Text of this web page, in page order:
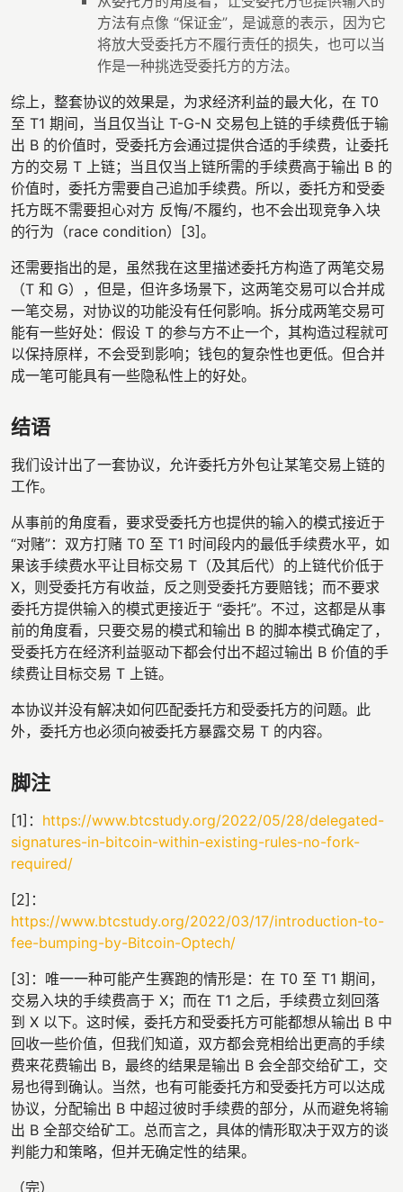
方法有点像 “保证金”，是诚意的表示，因为它
将放大受委托方不履行责任的损失，也可以当
作是一种挑选受委托方的方法。
综上，整套协议的效果是，为求经济利益的最大化，在 T0
至 T1 期间，当且仅当让 T-G-N 交易包上链的手续费低于输
出 B 的价值时，受委托方会通过提供合适的手续费，让委托
方的交易 T 上链；当且仅当上链所需的手续费高于输出 B 的
价值时，委托方需要自己追加手续费。所以，委托方和受委
托方既不需要担心对方 反悔/不履约，也不会出现竞争入块
的行为（race condition）[3]。
还需要指出的是，虽然我在这里描述委托方构造了两笔交易
（T 和 G），但是，但许多场景下，这两笔交易可以合并成
一笔交易，对协议的功能没有任何影响。拆分成两笔交易可
能有一些好处：假设 T 的参与方不止一个，其构造过程就可
以保持原样，不会受到影响；钱包的复杂性也更低。但合并
成一笔可能具有一些隐私性上的好处。
结语
我们设计出了一套协议，允许委托方外包让某笔交易上链的
工作。
从事前的角度看，要求受委托方也提供的输入的模式接近于
“对赌”：双方打赌 T0 至 T1 时间段内的最低手续费水平，如
果该手续费水平让目标交易 T（及其后代）的上链代价低于
X，则受委托方有收益，反之则受委托方要赔钱；而不要求
委托方提供输入的模式更接近于 “委托”。不过，这都是从事
前的角度看，只要交易的模式和输出 B 的脚本模式确定了，
受委托方在经济利益驱动下都会付出不超过输出 B 价值的手
续费让目标交易 T 上链。
本协议并没有解决如何匹配委托方和受委托方的问题。此
外，委托方也必须向被委托方暴露交易 T 的内容。
脚注
[1]： https://www.btcstudy.org/2022/05/28/delegated-
signatures-in-bitcoin-within-existing-rules-no-fork-
required/
[2]：
https://www.btcstudy.org/2022/03/17/introduction-to-
fee-bumping-by-Bitcoin-Optech/
[3]：唯一一种可能产生赛跑的情形是：在 T0 至 T1 期间，
交易入块的手续费高于 X；而在 T1 之后，手续费立刻回落
到 X 以下。这时候，委托方和受委托方可能都想从输出 B 中
回收一些价值，但我们知道，双方都会竞相给出更高的手续
费来花费输出 B，最终的结果是输出 B 会全部交给矿工，交
易也得到确认。当然，也有可能委托方和受委托方可以达成
协议，分配输出 B 中超过彼时手续费的部分，从而避免将输
出 B 全部交给矿工。总而言之，具体的情形取决于双方的谈
判能力和策略，但并无确定性的结果。
（完）